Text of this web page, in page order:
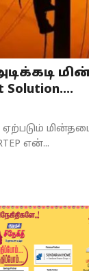
ஏற்படும்
என்...